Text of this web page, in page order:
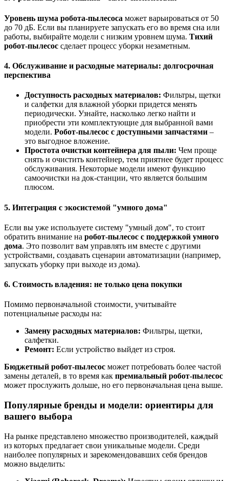
Уровень шума робота-пылесоса может варьироваться от 50
до 70 дБ. Если вы планируете запускать его во время сна или
работы, выбирайте модели с низким уровнем шума. Тихий
робот-пылесос сделает процесс уборки незаметным.
4. Обслуживание и расходные материалы: долгосрочная
перспектива
Доступность расходных материалов: Фильтры, щетки
и салфетки для влажной уборки придется менять
периодически. Узнайте, насколько легко найти и
приобрести эти комплектующие для выбранной вами
модели. Робот-пылесос с доступными запчастями –
это выгодное вложение.
Простота очистки контейнера для пыли: Чем проще
снять и очистить контейнер, тем приятнее будет процесс
обслуживания. Некоторые модели имеют функцию
самоочистки на док-станции, что является большим
плюсом.
5. Интеграция с экосистемой "умного дома"
Если вы уже используете систему "умный дом", то стоит
обратить внимание на робот-пылесос с поддержкой умного
дома. Это позволит вам управлять им вместе с другими
устройствами, создавать сценарии автоматизации (например,
запускать уборку при выходе из дома).
6. Стоимость владения: не только цена покупки
Помимо первоначальной стоимости, учитывайте
потенциальные расходы на:
Замену расходных материалов: Фильтры, щетки,
салфетки.
Ремонт: Если устройство выйдет из строя.
Бюджетный робот-пылесос может потребовать более частой
замены деталей, в то время как премиальный робот-пылесос
может прослужить дольше, но его первоначальная цена выше.
Популярные бренды и модели: ориентиры для
вашего выбора
На рынке представлено множество производителей, каждый
из которых предлагает свои уникальные модели. Среди
наиболее популярных и зарекомендовавших себя брендов
можно выделить: